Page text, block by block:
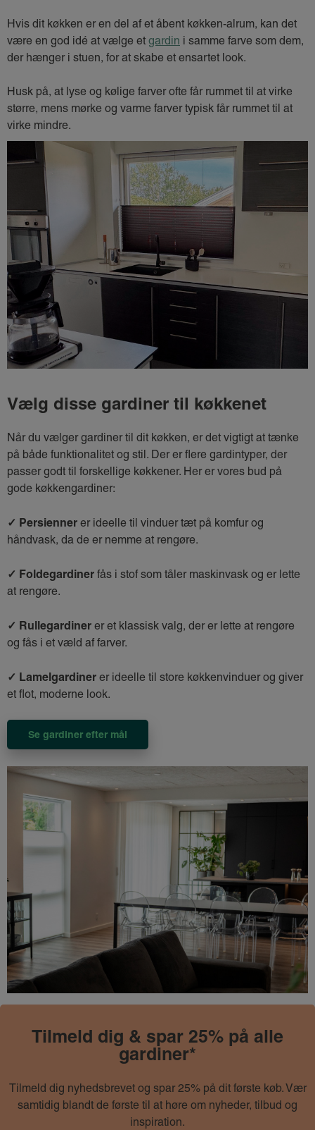
Hvis dit køkken er en del af et åbent køkken-alrum, kan det
være en god idé at vælge et gardin i samme farve som dem,
der hænger i stuen, for at skabe et ensartet look.
Husk på, at lyse og kølige farver ofte får rummet til at virke
større, mens mørke og varme farver typisk får rummet til at
virke mindre.
Vælg disse gardiner til køkkenet
Når du vælger gardiner til dit køkken, er det vigtigt at tænke
på både funktionalitet og stil. Der er flere gardintyper, der
passer godt til forskellige køkkener. Her er vores bud på
gode køkkengardiner:
✓ Persienner er ideelle til vinduer tæt på komfur og
håndvask, da de er nemme at rengøre.
✓ Foldegardiner fås i stof som tåler maskinvask og er lette
at rengøre.
✓ Rullegardiner er et klassisk valg, der er lette at rengøre
og fås i et væld af farver.
✓ Lamelgardiner er ideelle til store køkkenvinduer og giver
et flot, moderne look.
Se gardiner efter mål
Tilmeld dig & spar 25% på alle
gardiner*
Tilmeld dig nyhedsbrevet og spar 25% på dit første køb. Vær
samtidig blandt de første til at høre om nyheder, tilbud og
inspiration.